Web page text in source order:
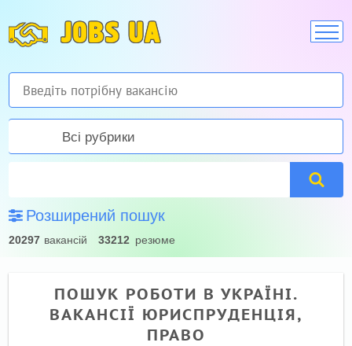
JOBS UA
Всі рубрики
Розширений пошук
20297 вакансій 33212 резюме
ПОШУК РОБОТИ В УКРАЇНІ.
ВАКАНСІЇ ЮРИСПРУДЕНЦІЯ,
ПРАВО